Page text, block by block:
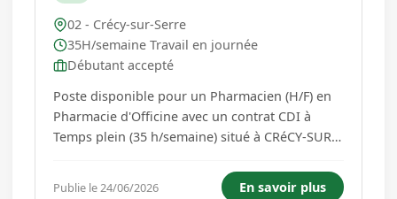
02 - Crécy-sur-Serre
35H/semaine Travail en journée
Débutant accepté
Poste disponible pour un Pharmacien (H/F) en
Pharmacie d'Officine avec un contrat CDI à
Temps plein (35 h/semaine) situé à CRéCY-SUR-
Qualifications requises Obligatoire : Diplôme
Publie le 24/06/2026 En savoir plus